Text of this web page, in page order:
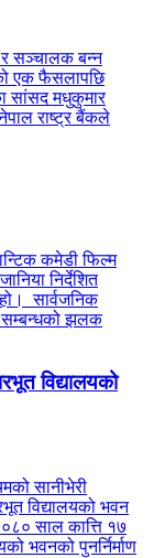
र सञ्चालक बन्न
एक फैसलापछि
सांसद मधुकुमार
राष्ट्र बैंकले
कमेडी फिल्म
निर्देशित
सार्वजनिक
सम्बन्धको झलक
विद्यालयको
सानीभेरी
विद्यालयको भवन
साल कात्ति १७
भवनको पुनर्निर्माण